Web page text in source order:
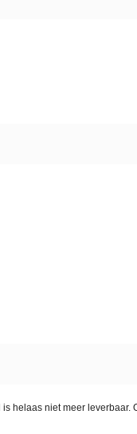
is helaas niet meer leverbaar.